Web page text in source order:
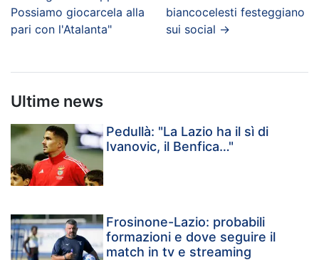
Possiamo giocarcela alla
pari con l'Atalanta"
biancocelesti festeggiano
sui social →
Ultime news
Pedullà: "La Lazio ha il sì di
Ivanovic, il Benfica…"
Frosinone-Lazio: probabili
formazioni e dove seguire il
match in tv e streaming